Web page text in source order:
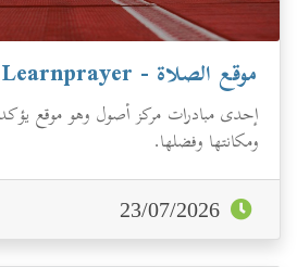
موقع الصلاة - Learnprayer
إحدى مبادرات مركز أصول وهو موقع
ومكانتها وفضلها.